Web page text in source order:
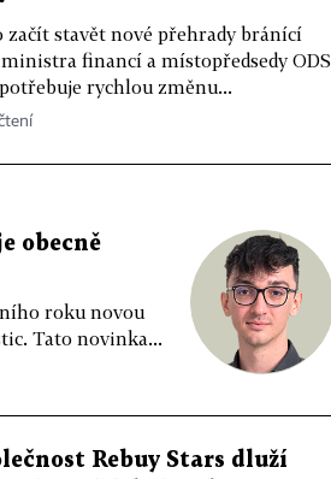
začít stavět nové přehrady bránící
financí a místopředsedy ODS
rychlou změnu...
obecně
roku novou
Tato novinka...
Rebuy Stars dluží